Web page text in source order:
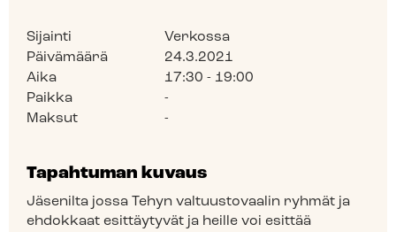
Sijainti
Verkossa
Päivämäärä
24.3.2021
Aika
17:30 - 19:00
Paikka
-
Maksut
-
Tapahtuman kuvaus
Jäsenilta jossa Tehyn valtuustovaalin ryhmät ja
ehdokkaat esittäytyvät ja heille voi esittää